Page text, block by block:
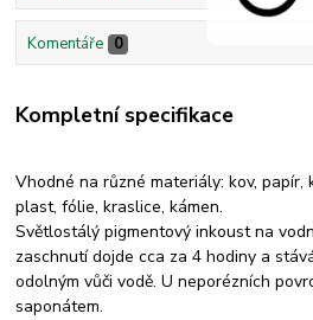
Komentáře 0
Kompletní specifikace
Vhodné na různé materiály: kov, papír,
plast, fólie, kraslice, kámen.
Světlostálý pigmentový inkoust na
zaschnutí dojde cca za 4 hodiny a
odolným vůči vodě. U neporézních
saponátem.